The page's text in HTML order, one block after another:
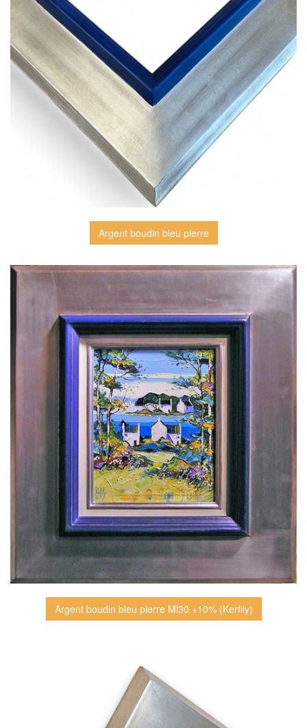
Argent boudin bleu pierre
Argent boudin bleu pierre Ml30 +10% (Kerfily)